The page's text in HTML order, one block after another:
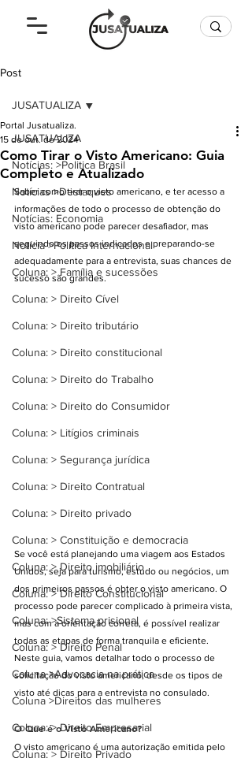
Post
JUSATUALIZA
Notícias: >Politica Brasil
Notícias >Destaques
Notícias: Economia
Notícia >Política Internacional
Coluna: > Família e sucessões
Coluna: > Direito Cível
Coluna: > Direito tributário
Coluna: > Direito constitucional
Coluna: > Direito do Trabalho
Coluna: > Direito do Consumidor
Coluna: > Litígios criminais
Coluna: > Segurança jurídica
Coluna: > Direito Contratual
Coluna: > Direito privado
Coluna: > Constituição e democracia
Coluna: > Direito imobiliário
Coluna: > Direito Constitucional
Coluna: >Sistema prisional
Coluna: > Direito Penal
Coluna >Advocacia na prática
Coluna >Direitos das mulheres
Coluna: > Direito Empresarial
Coluna: > Direito Privado
JUSATUALIZA
Como Tirar o Visto Americano: Guia
Completo e Atualizado
Portal Jusatualiza.
15 de out. de 2024
Saber como tirar o visto americano, e ter acesso a
informações de todo o processo de obtenção do
visto americano pode parecer desafiador, mas
seguindo os passos indicados e preparando-se
adequadamente para a entrevista, suas chances de
sucesso são grandes.
Se você está planejando uma viagem aos Estados
Unidos, seja para turismo, estudo ou negócios, um
dos primeiros passos é obter o visto americano. O
processo pode parecer complicado à primeira vista,
mas com a orientação correta, é possível realizar
todas as etapas de forma tranquila e eficiente.
Neste guia, vamos detalhar todo o processo de
solicitação do visto americano, desde os tipos de
visto até dicas para a entrevista no consulado.
O Que é o Visto Americano?
O visto americano é uma autorização emitida pelo